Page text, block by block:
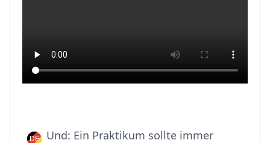
Und: Ein Praktikum sollte immer